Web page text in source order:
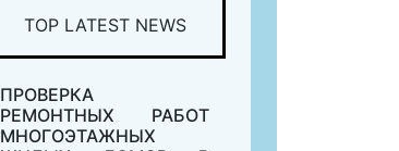
TOP LATEST NEWS
ПРОВЕРКА
РЕМОНТНЫХ РАБОТ
МНОГОЭТАЖНЫХ